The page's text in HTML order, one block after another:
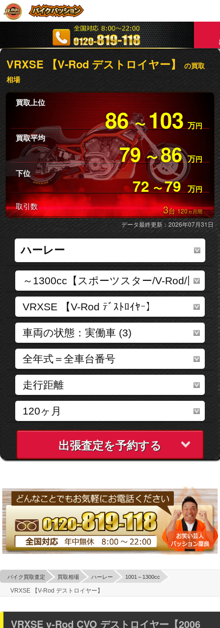
VRXSE 【V-Rod デストロイヤー】
の買取
相場
買取上位
86 〜103 万円
買取平均
79 〜86 万円
下位
72 〜79 万円
取引数 3台120ヵ月間
データ最終更新：2026年07月31日
出張査定を予約する
バイク買取査定 買取相場 ハーレー 1001～1300cc
VRXSE 【V-Rod デストロイヤー】
VRXSE v-Rod CVO デストロイヤー【2006